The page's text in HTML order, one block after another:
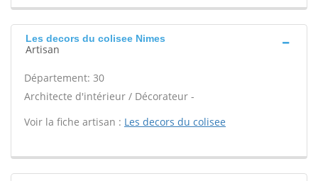
Les decors du colisee Nimes
Artisan
Département: 30
Architecte d'intérieur / Décorateur -
Voir la fiche artisan : Les decors du colisee